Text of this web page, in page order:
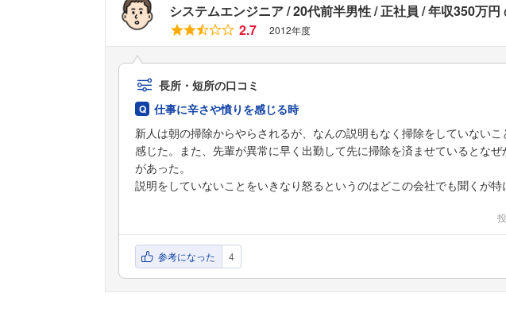
システムエンジニア 20代前半男性 正社員 年収350万円
2.7
2012年度
長所・短所の口コミ
仕事に辛さや憤りを感じる時
新人は朝の掃除からやらされるが、なんの説明もなく掃除をしていない
感じた。また、先輩が異常に早く出勤して先に掃除を済ませているとな
があった。
説明をしていないことをいきなり怒るというのはどこの会社でも聞くが特
参考になった 4